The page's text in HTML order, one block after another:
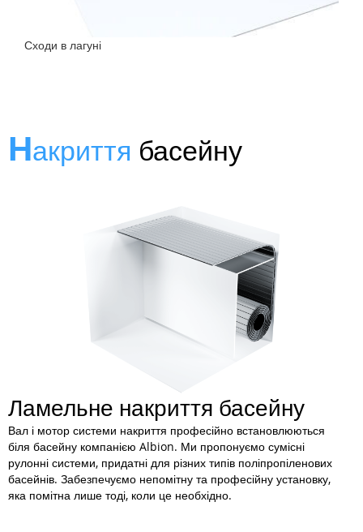
Сходи в лагуні
Накриття басейну
Ламельне накриття басейну
Вал і мотор системи накриття професійно встановлюються
біля басейну компанією Albion. Ми пропонуємо сумісні
рулонні системи, придатні для різних типів поліпропіленових
басейнів. Забезпечуємо непомітну та професійну установку,
яка помітна лише тоді, коли це необхідно.